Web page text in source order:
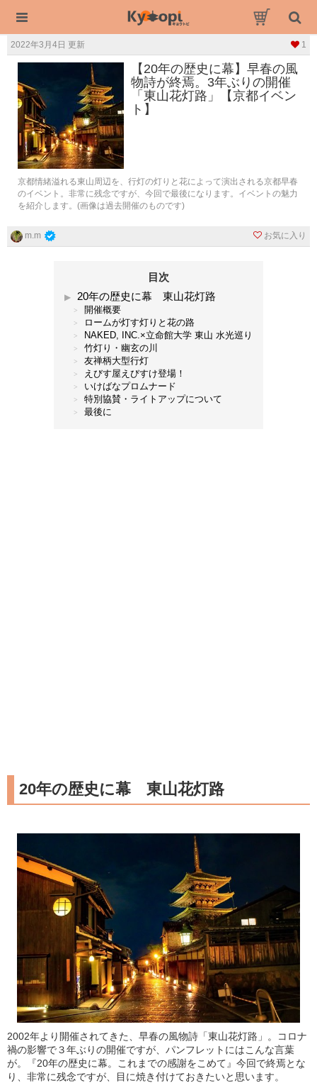
2022年3月4日 更新 1
【20年の歴史に幕】早春の風
物詩が終焉。3年ぶりの開催
「東山花灯路」【京都イベン
ト】
京都情緒溢れる東山周辺を、行灯の灯りと花によって演出される京都早春
のイベント。非常に残念ですが、今回で最後になります。イベントの魅力
を紹介します。(画像は過去開催のものです)
m.m お気に入り
目次
20年の歴史に幕 東山花灯路
開催概要
ロームが灯す灯りと花の路
NAKED, INC.×立命館大学 東山 水光巡り
竹灯り・幽玄の川
友禅柄大型行灯
えびす屋えびすけ登場！
いけばなプロムナード
特別協賛・ライトアップについて
最後に
20年の歴史に幕 東山花灯路
2002年より開催されてきた、早春の風物詩「東山花灯路」。コロナ
禍の影響で３年ぶりの開催ですが、パンフレットにはこんな言葉
が。『20年の歴史に幕。これまでの感謝をこめて』今回で終焉とな
り、非常に残念ですが、目に焼き付けておきたいと思います。